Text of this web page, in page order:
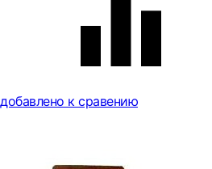
добавлено к сравению